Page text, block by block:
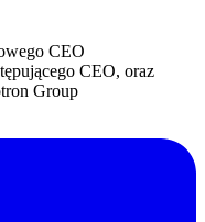
CEO
CEO, oraz
Group